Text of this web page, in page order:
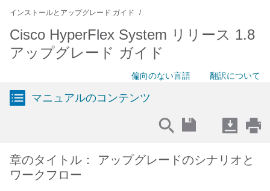
インストールとアップグレード ガイド
Cisco HyperFlex System リリース 1.8
アップグレード ガイド
偏向のない言語 翻訳について
マニュアルのコンテンツ
章のタイトル： アップグレードのシナリオと
ワークフロー